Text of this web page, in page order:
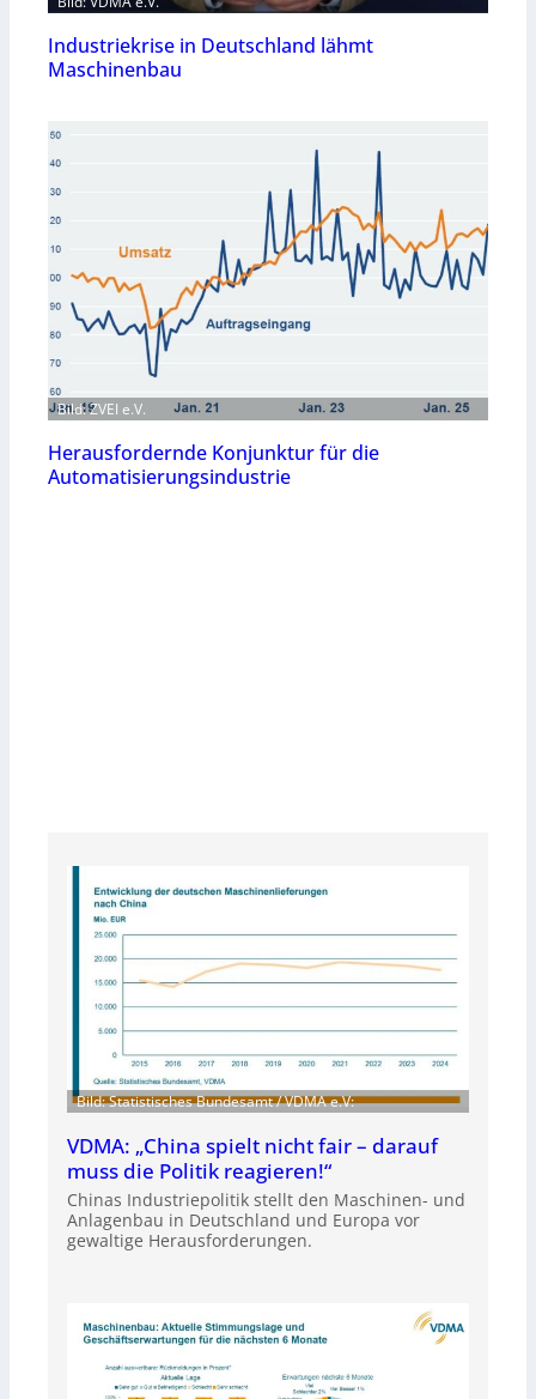
Industriekrise in Deutschland lähmt
Maschinenbau
Bild: ZVEI e.V.
Herausfordernde Konjunktur für die
Automatisierungsindustrie
Bild: Statistisches Bundesamt / VDMA e.V:
VDMA: „China spielt nicht fair – darauf
muss die Politik reagieren!“
Chinas Industriepolitik stellt den Maschinen- und
Anlagenbau in Deutschland und Europa vor
gewaltige Herausforderungen.